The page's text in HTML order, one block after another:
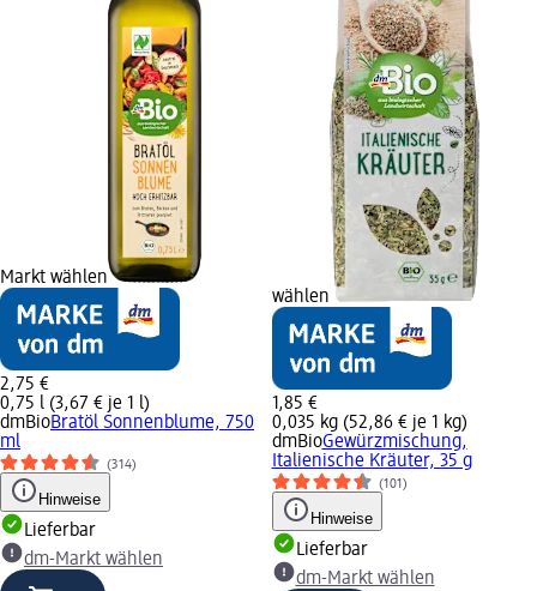
Markt wählen
2,75 €
0,75 l (3,67 € je 1 l)
dmBioBratöl Sonnenblume, 750
ml
(314)
Hinweise
Lieferbar
dm-Markt wählen
wählen
1,85 €
0,035 kg (52,86 € je 1 kg)
dmBioGewürzmischung,
Italienische Kräuter, 35 g
(101)
Hinweise
Lieferbar
dm-Markt wählen